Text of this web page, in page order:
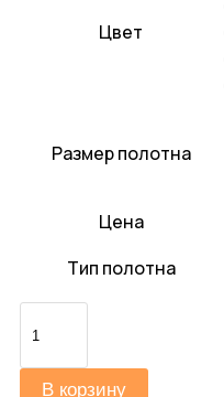
Цвет
Размер полотна
Цена
Тип полотна
товара
ДСК
В корзину